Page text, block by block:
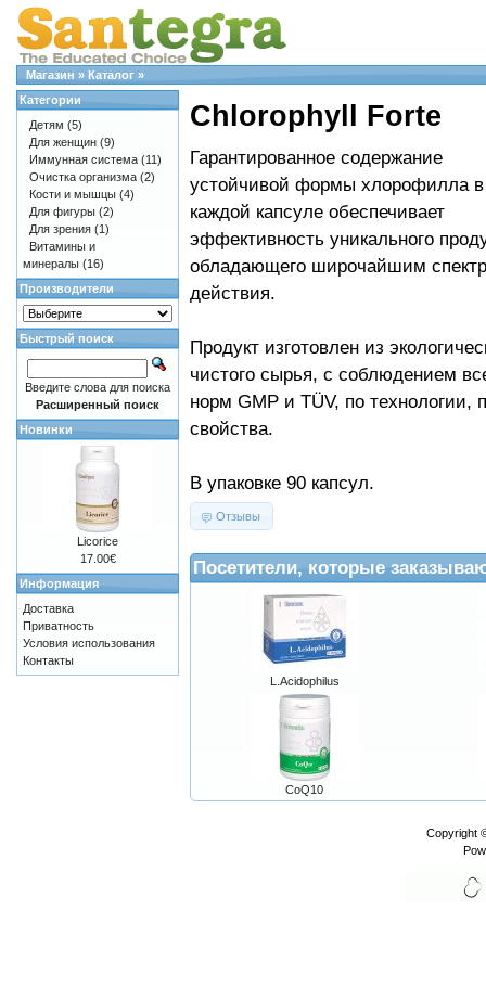
Магазин » Каталог »
Chlorophyll Forte
Гарантированное содержание
устойчивой формы хлорофилла в
каждой капсуле обеспечивает
эффективность уникального
обладающего широчайшим
действия.
Продукт изготовлен из
чистого сырья, с соблюдением
норм GMP и TÜV, по технологии,
свойства.
В упаковке 90 капсул.
Отзывы
Посетители, которые
L.Acidophilus
CoQ10
Категории
Детям (5)
Для женщин (9)
Иммунная система (11)
Очистка организма (2)
Кости и мышцы (4)
Для фигуры (2)
Для зрения (1)
Витамины и
минералы (16)
Производители
Быстрый поиск
Введите слова для поиска
Расширенный поиск
Новинки
Licorice
17.00€
Информация
Доставка
Приватность
Условия использования
Контакты
Copyright